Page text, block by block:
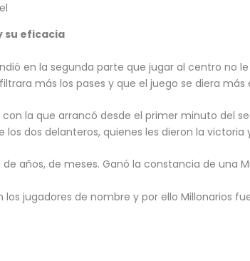
su eficacia
en la segunda parte que jugar al centro no
más los pases y que el juego se diera más
la que arrancó desde el primer minuto del
dos delanteros, quienes les dieron la
años, de meses. Ganó la constancia de una
los jugadores de nombre y por ello Millonarios